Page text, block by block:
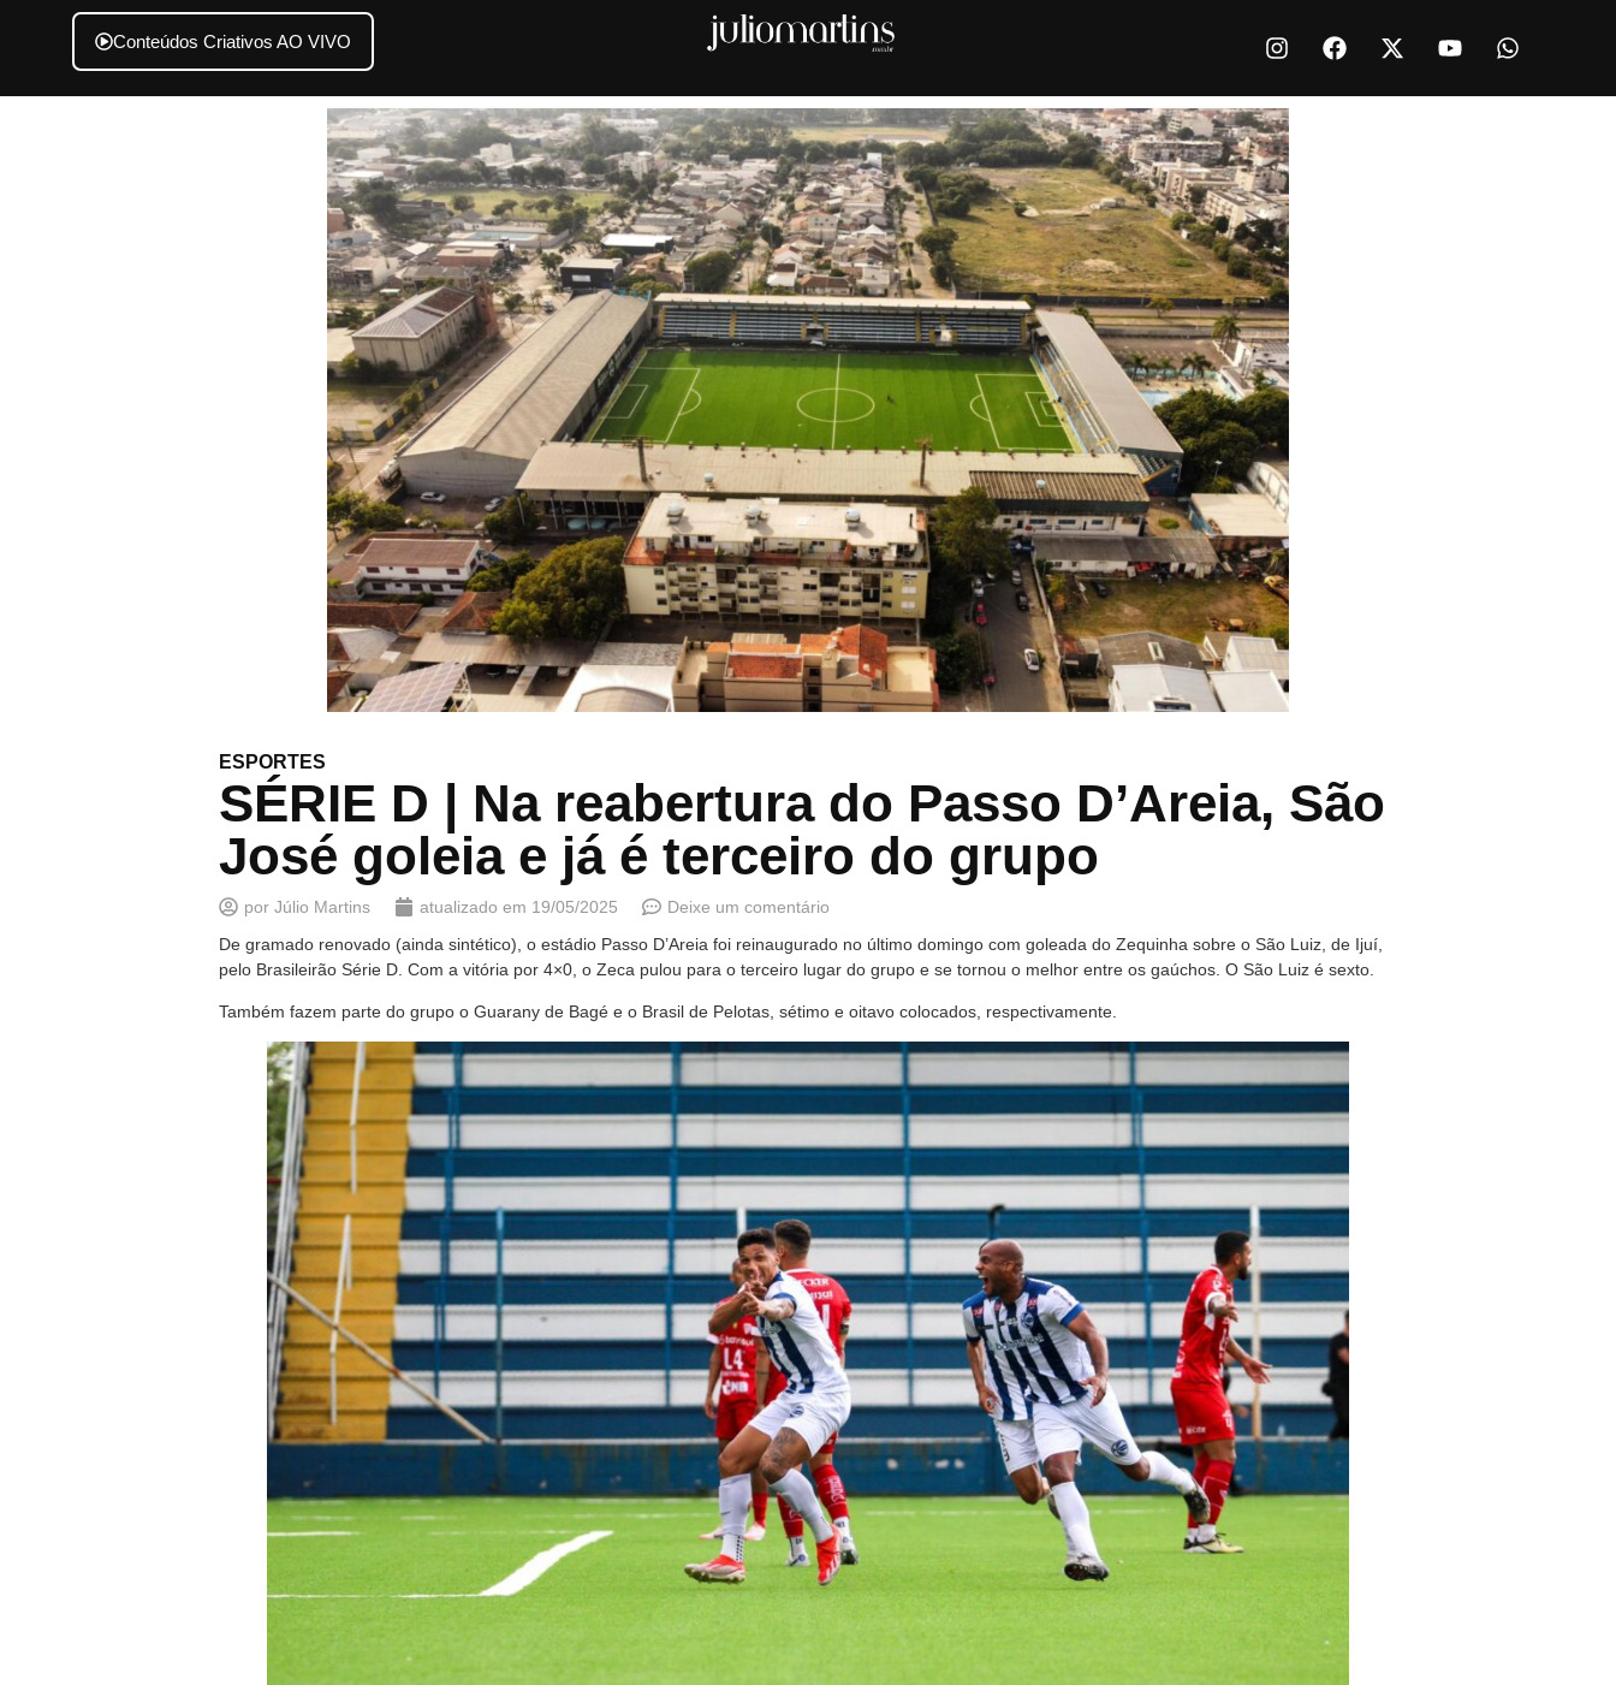
Conteúdos Criativos AO VIVO
ESPORTES
SÉRIE D | Na reabertura do Passo D’Areia, São
José goleia e já é terceiro do grupo
por Júlio Martins atualizado em 19/05/2025
Deixe um comentário
De gramado renovado (ainda sintético), o estádio Passo D’Areia foi reinaugurado no último domingo com goleada do Zequinha sobre o São Luiz, de Ijuí,
pelo Brasileirão Série D. Com a vitória por 4×0, o Zeca pulou para o terceiro lugar do grupo e se tornou o melhor entre os gaúchos. O São Luiz é sexto.
Também fazem parte do grupo o Guarany de Bagé e o Brasil de Pelotas, sétimo e oitavo colocados, respectivamente.